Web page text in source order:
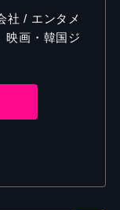
社 / エンタメ
映画・韓国ジ